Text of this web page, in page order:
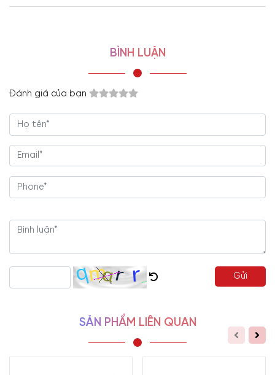
160C Trường Chinh, phường Bảy Hiền, Tp
Thuận, Tp Hồ Chí Minh
- Hotline/Zalo: 0933.118.799
BÌNH LUẬN
Đánh giá của bạn
Gửi
SẢN PHẨM LIÊN QUAN